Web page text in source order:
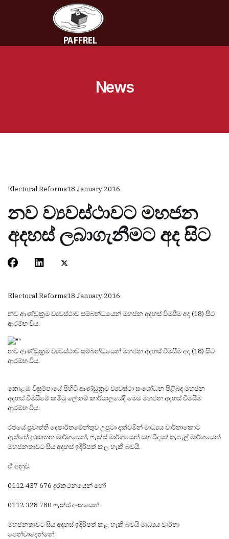
News
Electoral Reforms18 January 2016
නව ව්‍යවස්ථාවට මහජන
අදහස් ලබාගැනීමට අද සිට
Electoral Reforms18 January 2016
නව ආණ්ඩුක්‍රම ව්‍යවස්ථාව සම්බන්ධයෙන් මහජන අදහස් විමසීම අද (18) සිට
ආරම්භ විය.
නව ආණ්ඩුක්‍රම ව්‍යවස්ථාව සම්බන්ධයෙන් මහජන අදහස් විමසීම අද (18) සිට
ආරම්භ විය.
කොළඹ විසුම්පායේ පිහිටි ආණ්ඩුක්‍රම ව්‍යවස්ථා සංශෝධන පිළිබ‍ද මහජන
අදහස් විමසීමේ කමිටු ලේකම් කාර්යාලයේදී මෙම මහජන අදහස් විමසීම
ආරම්භ විය.
රජයේ ප්‍රවෘත්ති දෙපාර්තමේන්තුව උපුටා දක්වමින් මාධ්‍යය වාර්තාකොට
ඇත්තේ දුරකතන මාර්ගයෙන්, ෆැක්ස් මාර්ගයෙන් සහ විද්‍යුත් තැපැල් මාර්ගයෙන්
මහජනතාවට සිය අදහස් ඉදිරිපත් කල හැකි බවයි.
ඒ අනුව,
0112 437 676 දුරකථනයෙන් හෝ
0112 328 780 ෆැක්ස් අංකයෙන්
මහජනතාවට සිය අදහස් ඉදිරිපත් කළ හැකි බවයි මාධ්‍යය වාර්තා
පෙන්වාදෙන්නේ.